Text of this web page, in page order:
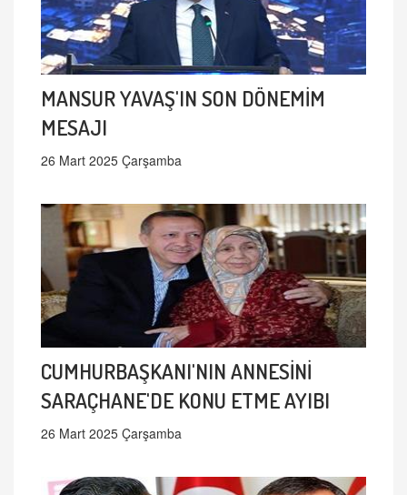
MANSUR YAVAŞ'IN SON DÖNEMİM
MESAJI
26 Mart 2025 Çarşamba
CUMHURBAŞKANI'NIN ANNESİNİ
SARAÇHANE'DE KONU ETME AYIBI
26 Mart 2025 Çarşamba